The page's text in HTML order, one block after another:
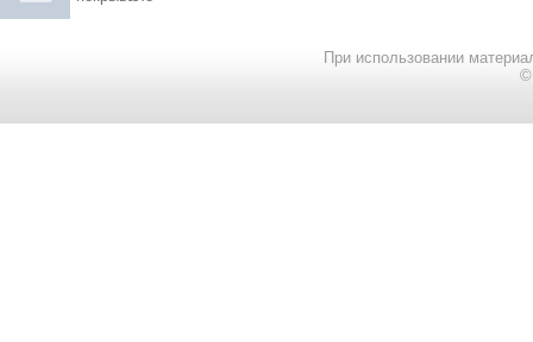
При использовании